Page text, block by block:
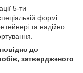
5-ти
формі
та надійно
до
затвердженого